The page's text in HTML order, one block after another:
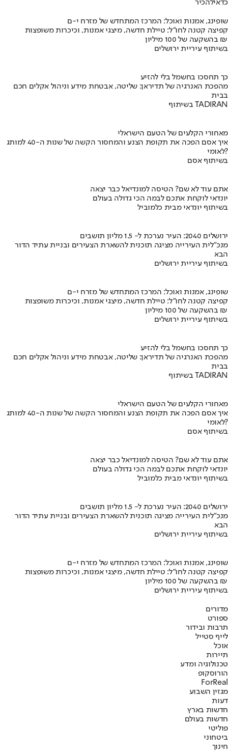
כדאילהכיר
שופינג, אמנות ואוכל: המרכז המתחדש של מזרח י-ם
קפיצה קטנה לחו"ל: טיילת חדשה, מיצגי אמנות, וכיכרות משופצות
בהשקעה של 100 מיליון ₪
בשיתוף עיריית ירושלים
כך תחסכו בחשמל בלי להזיע
מהפכת האנרגיה של תדיראן: שליטה, אבטחת מידע וניהול אקלים חכם
בבית
בשיתוף TADIRAN
מאחורי הקלעים של הטעם הישראלי
איך אסם הפכה את תקופת הצנע והמחסור הקשה של שנות ה-40 למותג
לאומי?
בשיתוף אסם
אתם עוד לא שם? הטיסה למונדיאל כבר יצאה
יונדאי לוקחת אתכם לבמה הכי גדולה בעולם
בשיתוף יונדאי מבית כלמוביל
ירושלים 2040: העיר נערכת ל- 1.5 מליון תושבים
מנכ"לית העירייה מציגה תוכנית להשארת הצעירים ובניית עתיד הדור
הבא
בשיתוף עיריית ירושלים
שופינג, אמנות ואוכל: המרכז המתחדש של מזרח י-ם
קפיצה קטנה לחו"ל: טיילת חדשה, מיצגי אמנות, וכיכרות משופצות
בהשקעה של 100 מיליון ₪
בשיתוף עיריית ירושלים
כך תחסכו בחשמל בלי להזיע
מהפכת האנרגיה של תדיראן: שליטה, אבטחת מידע וניהול אקלים חכם
בבית
בשיתוף TADIRAN
מאחורי הקלעים של הטעם הישראלי
איך אסם הפכה את תקופת הצנע והמחסור הקשה של שנות ה-40 למותג
לאומי?
בשיתוף אסם
אתם עוד לא שם? הטיסה למונדיאל כבר יצאה
יונדאי לוקחת אתכם לבמה הכי גדולה בעולם
בשיתוף יונדאי מבית כלמוביל
ירושלים 2040: העיר נערכת ל- 1.5 מליון תושבים
מנכ"לית העירייה מציגה תוכנית להשארת הצעירים ובניית עתיד הדור
הבא
בשיתוף עיריית ירושלים
שופינג, אמנות ואוכל: המרכז המתחדש של מזרח י-ם
קפיצה קטנה לחו"ל: טיילת חדשה, מיצגי אמנות, וכיכרות משופצות
בהשקעה של 100 מיליון ₪
בשיתוף עיריית ירושלים
מדורים
ספורט
תרבות ובידור
לייף סטייל
אוכל
תיירות
טכנולוגיה ומדע
הורוסקופ
ForReal
מגזין השבוע
דעות
חדשות בארץ
חדשות בעולם
פוליטי
ביטחוני
חינוך